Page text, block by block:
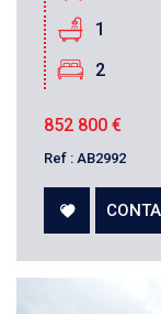
1
2
852 800 €
Ref : AB2992